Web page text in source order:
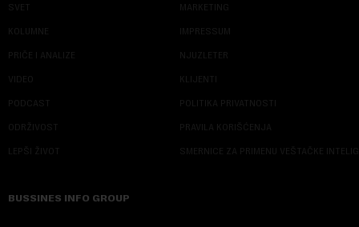
SVET
KOLUMNE
PRIČE I ANALIZE
VIDEO
PODCAST
ODRŽIVOST
LEPŠI ŽIVOT
MARKETING
IMPRESSUM
NJUZLETER
KLIJENTI
POLITIKA PRIVATNOSTI
PRAVILA KORIŠĆENJA
SMERNICE ZA PRIMENU VEŠTAČKE
BUSSINES INFO GROUP